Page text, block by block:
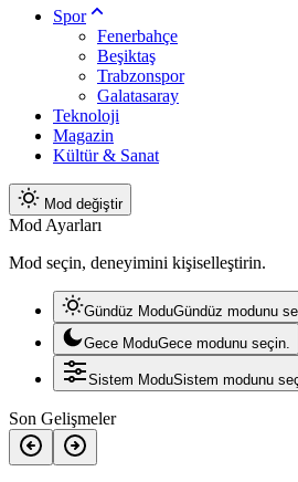
Spor
Fenerbahçe
Beşiktaş
Trabzonspor
Galatasaray
Teknoloji
Magazin
Kültür & Sanat
Mod değiştir
Mod Ayarları
Mod seçin, deneyimini kişiselleştirin.
Gündüz ModuGündüz modunu
Gece ModuGece modunu seçin.
Sistem ModuSistem modunu
Son Gelişmeler